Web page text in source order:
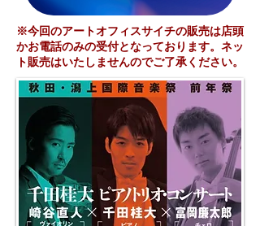
※今回のアートオフィスサイチの販売は店頭
かお電話のみの受付となっております。ネッ
ト販売はいたしませんのでご了承ください。